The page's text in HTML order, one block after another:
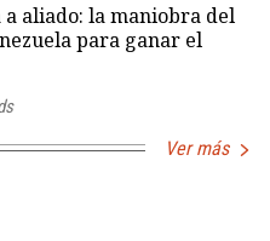
a aliado: la maniobra del
para ganar el
Ver más